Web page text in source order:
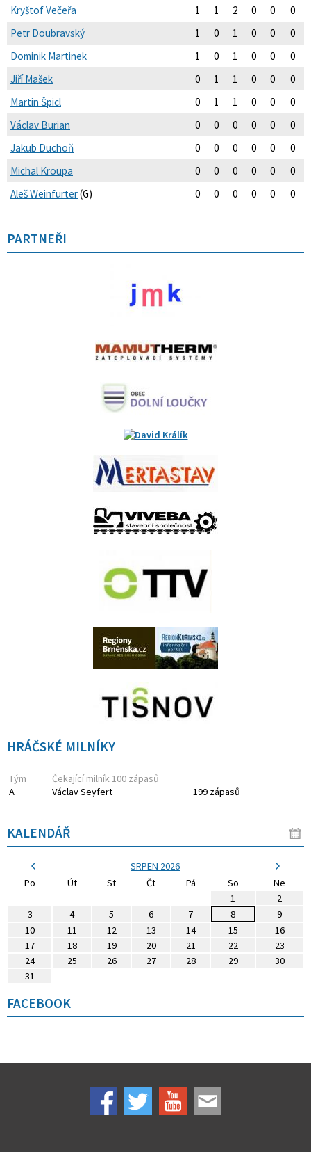
Kryštof Večeřa
1 1 2 0 0
0
Petr Doubravský
1 0 1 0 0
0
Dominik Martinek
1 0 1 0 0
0
Jiří Mašek
0 1 1 0 0
0
Martin Špicl
0 1 1 0 0
0
Václav Burian
0 0 0 0 0
0
Jakub Duchoň
0 0 0 0 0
0
Michal Kroupa
0 0 0 0 0
0
Aleš Weinfurter(G) 0 0 0 0 0 0
PARTNEŘI
HRÁČSKÉ MILNÍKY
Tým
Čekající milník 100 zápasů
A
Václav Seyfert 199 zápasů
KALENDÁŘ
SRPEN 2026
Po
Út St Čt Pá So
Ne
1
2
3
4 5 6 7 8
9
10
11 12 13 14 15
16
17
18 19 20 21 22
23
24
25 26 27 28 29
30
31
FACEBOOK